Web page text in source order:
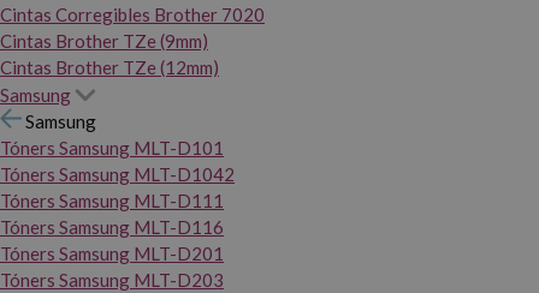
Cintas Corregibles Brother 7020
Cintas Brother TZe (9mm)
Cintas Brother TZe (12mm)
Samsung
Samsung
Tóners Samsung MLT-D101
Tóners Samsung MLT-D1042
Tóners Samsung MLT-D111
Tóners Samsung MLT-D116
Tóners Samsung MLT-D201
Tóners Samsung MLT-D203